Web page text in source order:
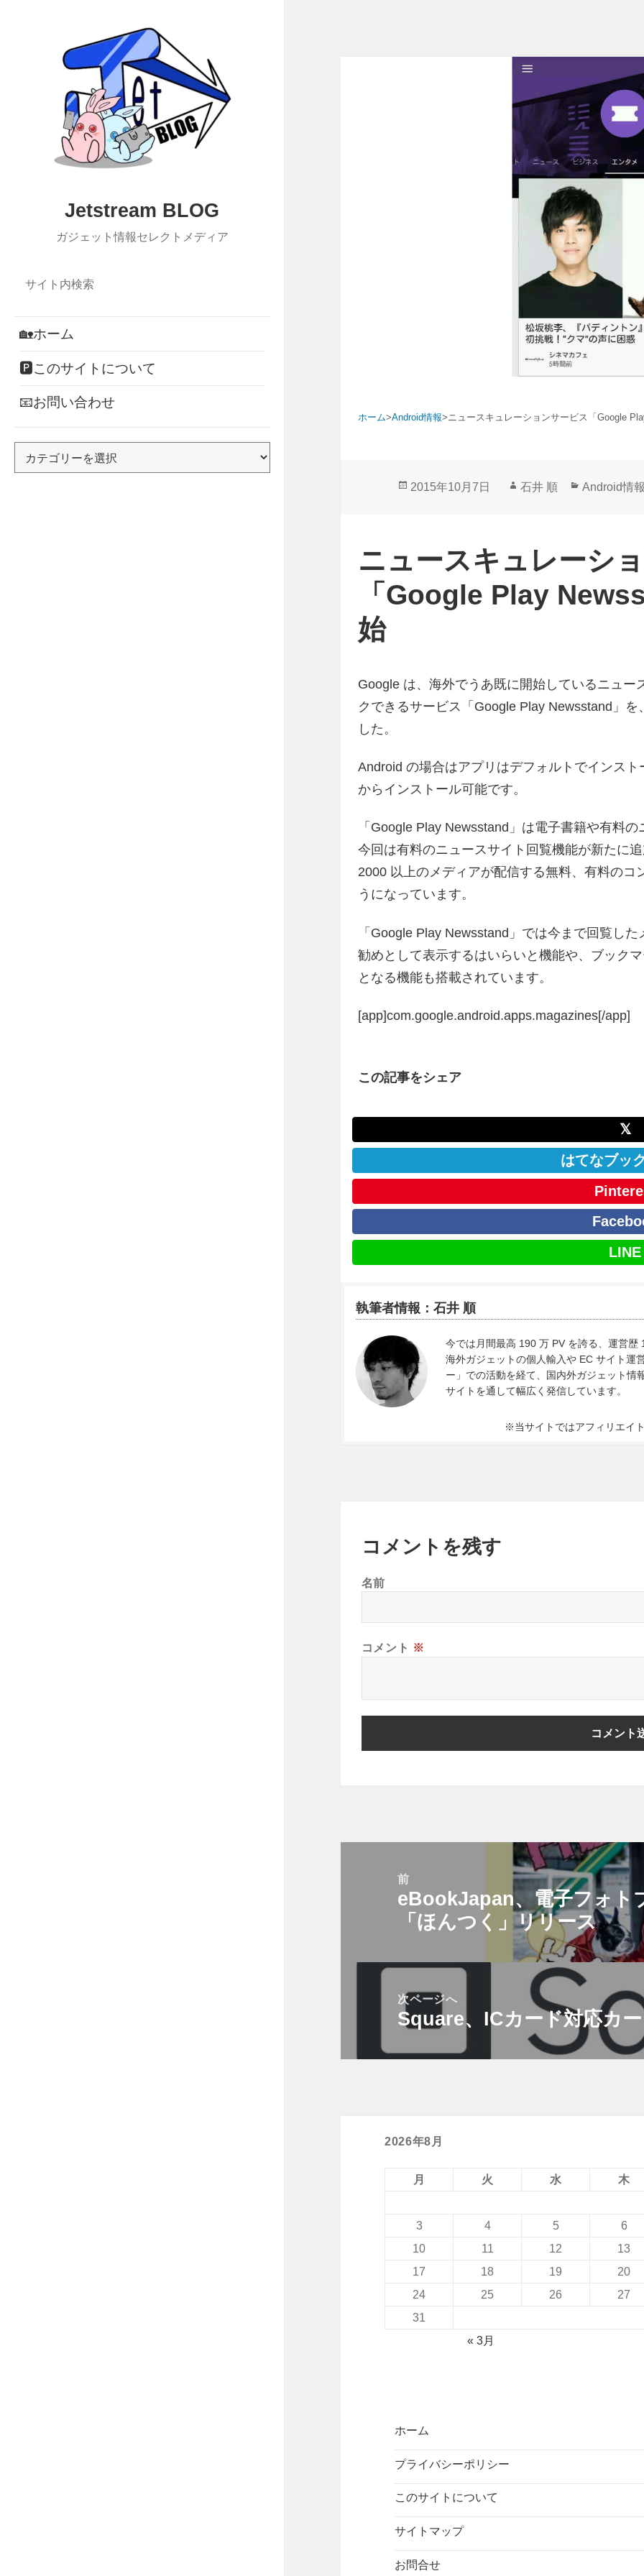
Jetstream BLOG
ガジェット情報セレクトメディア
🏡ホーム
🅿このサイトについて
📧お問い合わせ
ホーム>Android情報>ニュースキュレーションサービス「Google
投
2015年10月7日
作
石井 順
カ
ー
Android情報
ニュースキュレーシ
「Google Play
始
Google は、海外でうあ既に開始しているニュー
クできるサービス「Google Play Newsstand」
した。
Android の場合はアプリはデフォルトでインス
からインストール可能です。
「Google Play Newsstand」は電子書籍や有料
今回は有料のニュースサイト回覧機能が新たに
2000 以上のメディアが配信する無料、有料のコ
うになっています。
「Google Play Newsstand」では今まで回覧し
勧めとして表示するはいらいと機能や、ブック
となる機能も搭載されています。
[app]com.google.android.apps.magazines[/app]
この記事をシェア
𝕏
はてなブッ
LINE
執筆者情報：石井 順
今では月間最高 190 万 PV を誇る、運営歴
海外ガジェットの個人輸入や EC サイト運
ー」での活動を経て、国内外ガジェット情
サイトを通して幅広く発信しています。
※当サイトではアフィリエイ
コメントを残す
名前
コメント ※
前
前
の
稿:
eBookJapan、電子フォト
「ほんつく」リリース
次ページへ
次
投
Square、ICカード対応カ
2026年8月
月 火 水 木
3
4 5 6
10
11 12 13
17
18 19 20
24
25 26 27
31
« 3月
ホーム
プライバシーポリシー
このサイトについて
サイトマップ
お問合せ